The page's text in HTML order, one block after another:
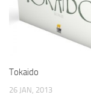
Tokaido
26 JAN, 2013